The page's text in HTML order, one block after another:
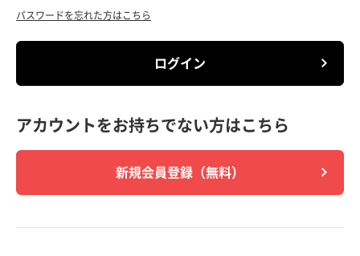
パスワードを忘れた方はこちら
ログイン
アカウントをお持ちでない方はこちら
新規会員登録（無料）